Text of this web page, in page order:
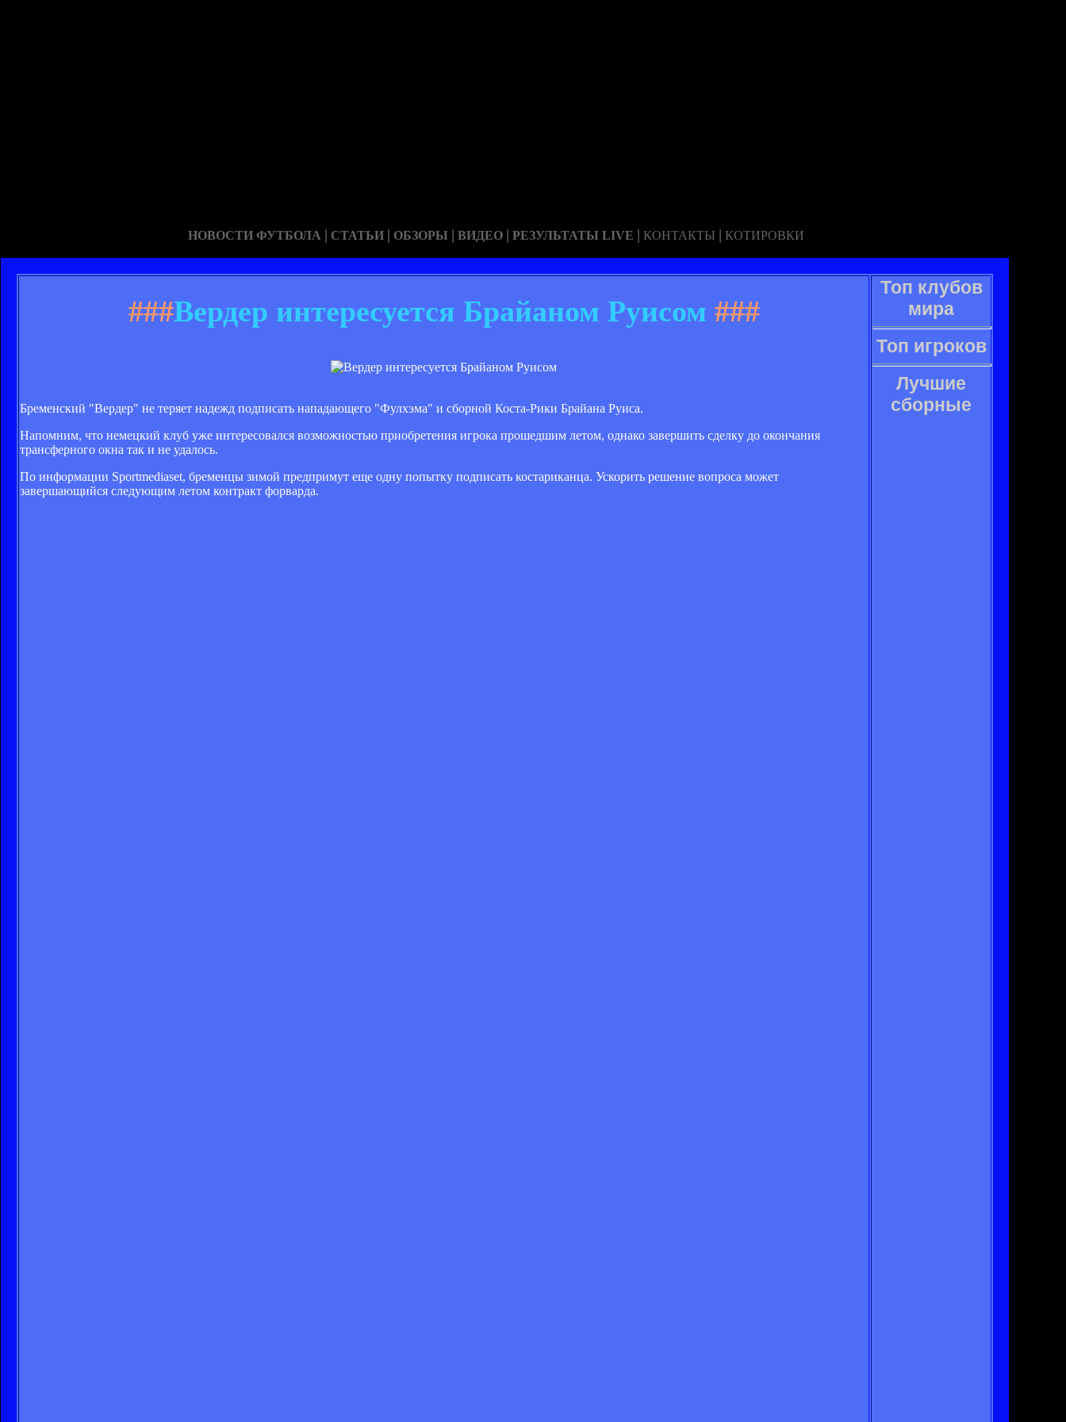
НОВОСТИ ФУТБОЛА | СТАТЬИ | ОБЗОРЫ | ВИДЕО | РЕЗУЛЬТАТЫ LIVE | КОНТАКТЫ | КОТИРОВКИ
###Вердер интересуется Брайаном Руисом ###
Бременский "Вердер" не теряет надежд подписать нападающего "Фулхэма" и сборной Коста-Рики Брайана Руиса.
Напомним, что немецкий клуб уже интересовался возможностью приобретения игрока прошедшим летом, однако завершить сделку до окончания
трансферного окна так и не удалось.
По информации Sportmediaset, бременцы зимой предпримут еще одну попытку подписать костариканца. Ускорить решение вопроса может
завершающийся следующим летом контракт форварда.
Топ клубов
мира
Топ игроков
Лучшие
сборные